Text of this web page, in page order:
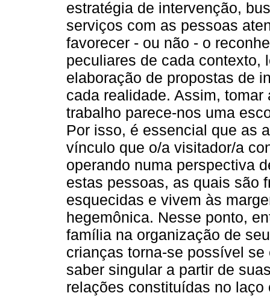
estratégia de intervenção,
serviços com as pessoas
favorecer - ou não - o
peculiares de cada contexto,
elaboração de propostas de
cada realidade. Assim,
trabalho parece-nos uma
Por isso, é essencial que as
vínculo que o/a visitador/a
operando numa perspectiva
estas pessoas, as quais são
esquecidas e vivem às
hegemônica. Nesse ponto,
família na organização de
crianças torna-se possível
saber singular a partir de
relações constituídas no laço